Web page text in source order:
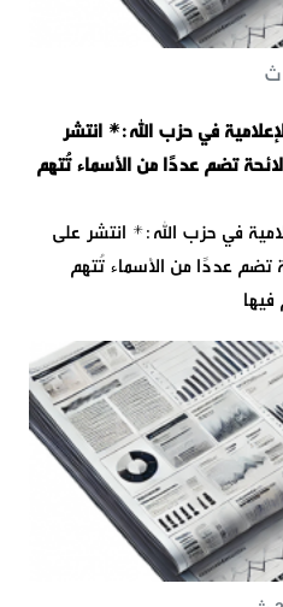
في حزب الله:* انتشر
تضم عددًا من الأسماء تُتهم
في حزب الله:* انتشر على
تضم عددًا من الأسماء تُتهم
فيها